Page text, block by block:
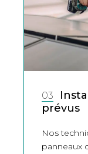
03
prévus
Nos
panneaux